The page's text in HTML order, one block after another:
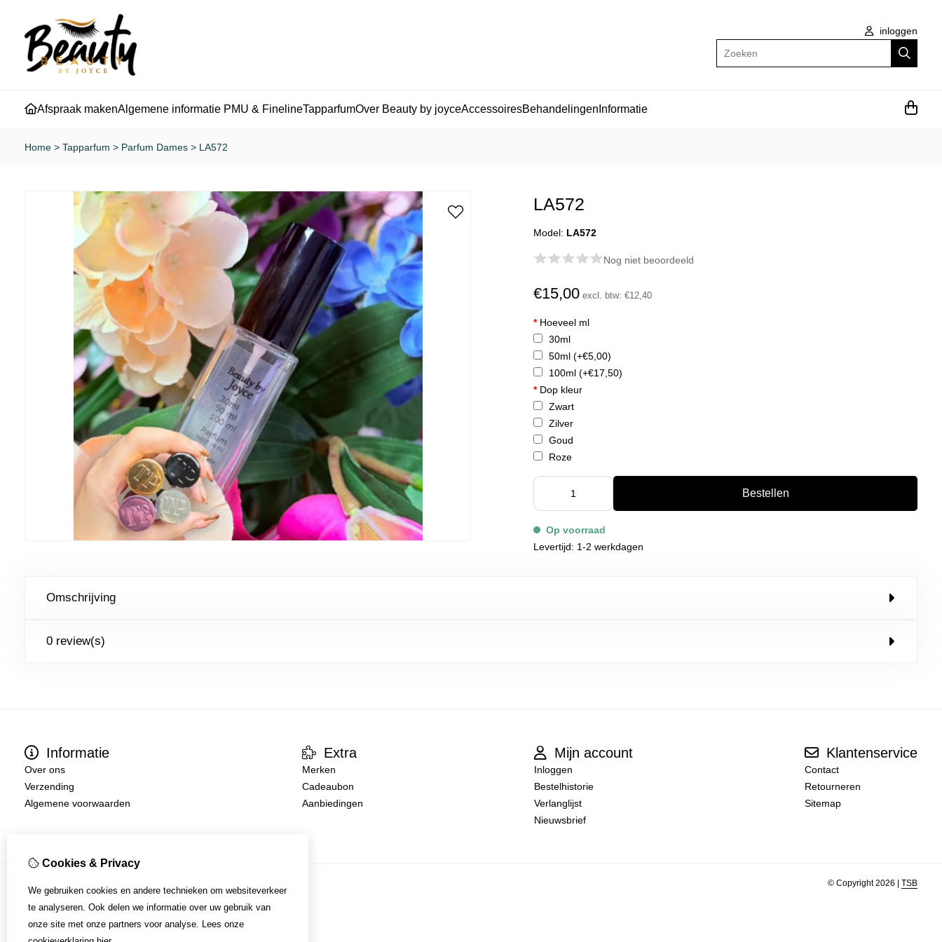
inloggen
Afspraak makenAlgemene informatie PMU & FinelineTapparfumOver Beauty by joyceAccessoiresBehandelingen Informatie
Home > Tapparfum > Parfum Dames > LA572
LA572
Model: LA572
Nog niet beoordeeld
€15,00 excl. btw:€12,40
*Hoeveel ml
30ml
50ml(+€5,00)
100ml(+€17,50)
*Dop kleur
Zwart
Zilver
Goud
Roze
Bestellen
Op voorraad
Levertijd: 1-2 werkdagen
Omschrijving
0 review(s)
Informatie
Over ons
Verzending
Algemene voorwaarden
Extra
Merken
Cadeaubon
Aanbiedingen
Mijn account
Inloggen
Bestelhistorie
Verlanglijst
Nieuwsbrief
Klantenservice
Contact
Retourneren
Sitemap
© Copyright 2026 | TSB
Cookies & Privacy
We gebruiken cookies en andere technieken om websiteverkeer
te analyseren. Ook delen we informatie over uw gebruik van
onze site met onze partners voor analyse. Lees onze